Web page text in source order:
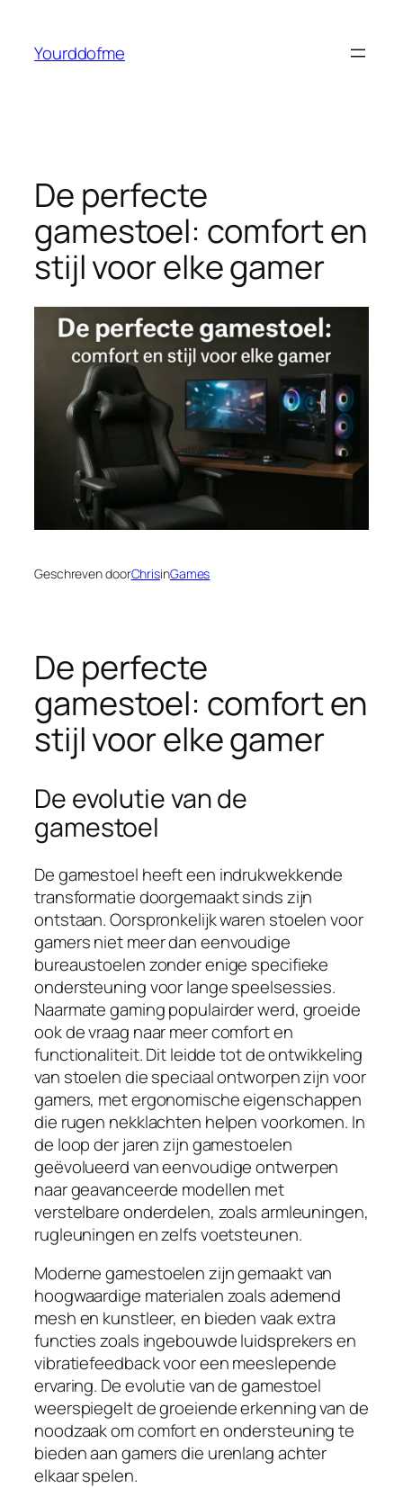
Yourddofme
De perfecte
gamestoel: comfort en
stijl voor elke gamer
Geschreven doorChrisinGames
De perfecte
gamestoel: comfort en
stijl voor elke gamer
De evolutie van de
gamestoel
De gamestoel heeft een indrukwekkende
transformatie doorgemaakt sinds zijn
ontstaan. Oorspronkelijk waren stoelen voor
gamers niet meer dan eenvoudige
bureaustoelen zonder enige specifieke
ondersteuning voor lange speelsessies.
Naarmate gaming populairder werd, groeide
ook de vraag naar meer comfort en
functionaliteit. Dit leidde tot de ontwikkeling
van stoelen die speciaal ontworpen zijn voor
gamers, met ergonomische eigenschappen
die rugen nekklachten helpen voorkomen. In
de loop der jaren zijn gamestoelen
geëvolueerd van eenvoudige ontwerpen
naar geavanceerde modellen met
verstelbare onderdelen, zoals armleuningen,
rugleuningen en zelfs voetsteunen.
Moderne gamestoelen zijn gemaakt van
hoogwaardige materialen zoals ademend
mesh en kunstleer, en bieden vaak extra
functies zoals ingebouwde luidsprekers en
vibratiefeedback voor een meeslepende
ervaring. De evolutie van de gamestoel
weerspiegelt de groeiende erkenning van de
noodzaak om comfort en ondersteuning te
bieden aan gamers die urenlang achter
elkaar spelen.